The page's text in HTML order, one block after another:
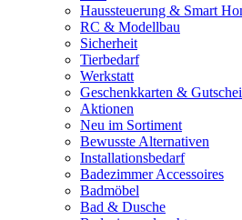
Haussteuerung & Smart
RC & Modellbau
Sicherheit
Tierbedarf
Werkstatt
Geschenkkarten &
Aktionen
Neu im Sortiment
Bewusste Alternativen
Installationsbedarf
Badezimmer Accessoires
Badmöbel
Bad & Dusche